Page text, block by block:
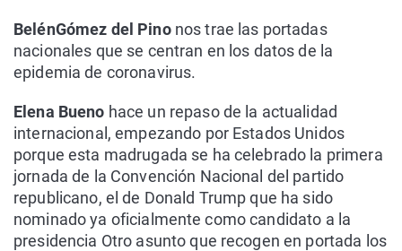
BelénGómez del Pinonos trae las portadas
nacionales que se centran en los datos de la
epidemia de coronavirus.
Elena Bueno hace un repaso de la actualidad
internacional, empezando por Estados Unidos
porque esta madrugada se ha celebrado la primera
jornada de la Convención Nacional del partido
republicano, el de Donald Trump que ha sido
nominado ya oficialmente como candidato a la
presidencia Otro asunto que recogen en portada los